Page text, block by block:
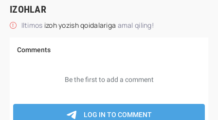
IZOHLAR
Iltimos izoh yozish qoidalariga amal qiling!